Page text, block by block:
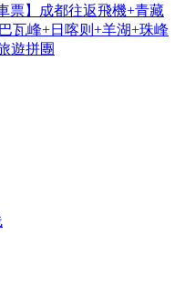
票】成都往返飛機+青藏
瓦峰+日喀则+羊湖+珠峰
遊拼團